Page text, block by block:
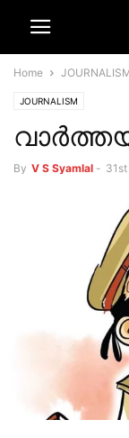
Home
JOURNALISM
By V S Syamlal -